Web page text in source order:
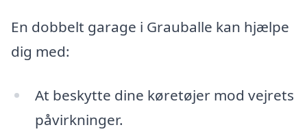
En dobbelt garage i Grauballe kan hjælpe
dig med:
At beskytte dine køretøjer mod vejrets
påvirkninger.